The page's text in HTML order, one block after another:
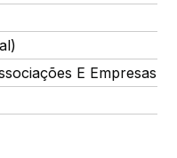
E Empresas